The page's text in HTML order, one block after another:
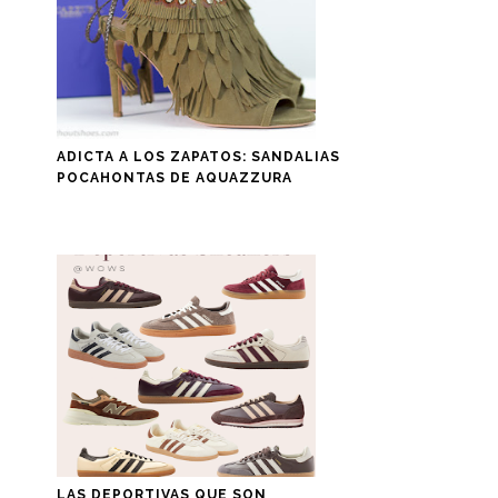
ADICTA A LOS ZAPATOS: SANDALIAS
POCAHONTAS DE AQUAZZURA
LAS DEPORTIVAS QUE SON